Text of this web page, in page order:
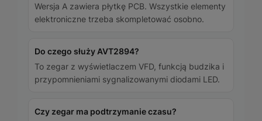
Wersja A zawiera płytkę PCB. Wszystkie elementy
elektroniczne trzeba skompletować osobno.
Do czego służy AVT2894?
To zegar z wyświetlaczem VFD, funkcją budzika i
przypomnieniami sygnalizowanymi diodami LED.
Czy zegar ma podtrzymanie czasu?